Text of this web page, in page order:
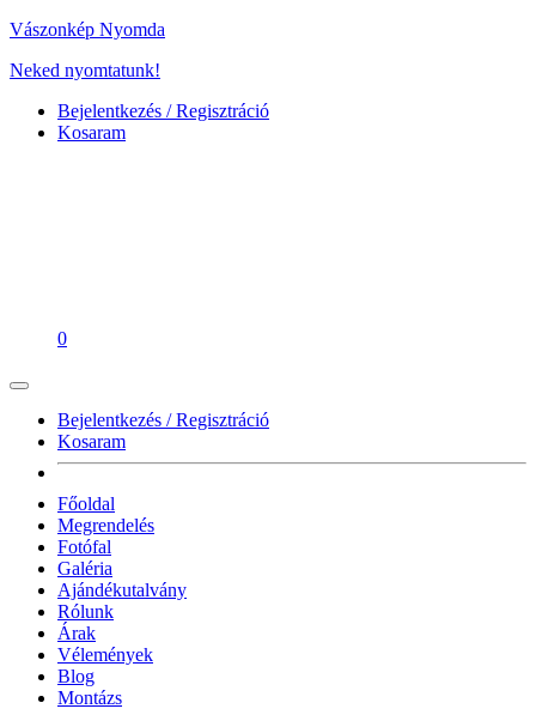
Vászonkép Nyomda
Neked nyomtatunk!
Bejelentkezés / Regisztráció
Kosaram
0
Bejelentkezés / Regisztráció
Kosaram
Főoldal
Megrendelés
Fotófal
Galéria
Ajándékutalvány
Rólunk
Árak
Vélemények
Blog
Montázs